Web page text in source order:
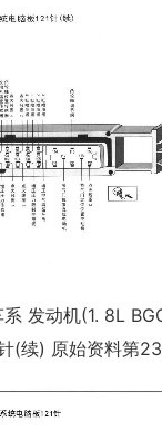
发动机(1. 8L
(续) 原始资料第